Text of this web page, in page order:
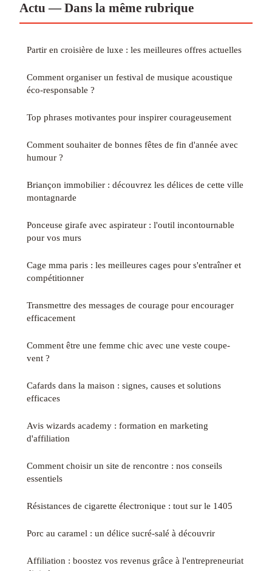
Actu — Dans la même rubrique
Partir en croisière de luxe : les meilleures offres actuelles
Comment organiser un festival de musique acoustique
éco-responsable ?
Top phrases motivantes pour inspirer courageusement
Comment souhaiter de bonnes fêtes de fin d'année avec
humour ?
Briançon immobilier : découvrez les délices de cette ville
montagnarde
Ponceuse girafe avec aspirateur : l'outil incontournable
pour vos murs
Cage mma paris : les meilleures cages pour s'entraîner et
compétitionner
Transmettre des messages de courage pour encourager
efficacement
Comment être une femme chic avec une veste coupe-
vent ?
Cafards dans la maison : signes, causes et solutions
efficaces
Avis wizards academy : formation en marketing
d'affiliation
Comment choisir un site de rencontre : nos conseils
essentiels
Résistances de cigarette électronique : tout sur le 1405
Porc au caramel : un délice sucré-salé à découvrir
Affiliation : boostez vos revenus grâce à l'entrepreneuriat